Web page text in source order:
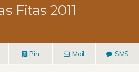
Fitas 2011
Pin Mail SMS